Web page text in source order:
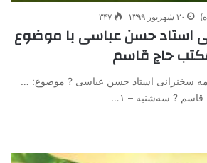
۳۰ شهریور ۱۳۹۹ ۳۴۷
استاد حسن عباسی با موضوع
حاج قاسم
سخنرانی استاد حسن عباسی ? موضوع: …
? سه‌شنبه – ۱…